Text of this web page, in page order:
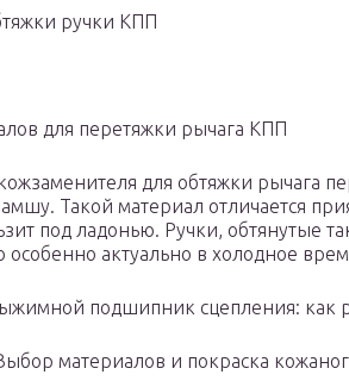
ручки КПП
для перетяжки рычага КПП
для обтяжки рычага
Такой материал отличается
под ладонью. Ручки, обтянутые
особенно актуально в холодное
подшипник сцепления: как
материалов и покраска